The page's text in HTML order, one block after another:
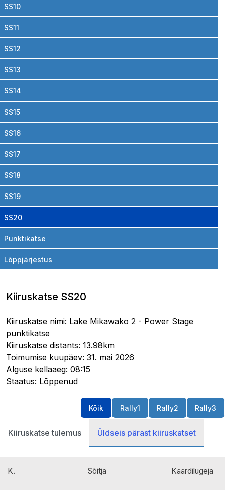
SS10
SS11
SS12
SS13
SS14
SS15
SS16
SS17
SS18
SS19
SS20
Punktikatse
Lõppjärjestus
Kiiruskatse SS20
Kiiruskatse nimi: Lake Mikawako 2 - Power Stage
punktikatse
Kiiruskatse distants: 13.98km
Toimumise kuupäev: 31. mai 2026
Alguse kellaaeg: 08:15
Staatus: Lõppenud
Kõik Rally1 Rally2 Rally3
Kiiruskatse tulemus Üldseis pärast kiiruskatset
K. Sõitja Kaardilugeja